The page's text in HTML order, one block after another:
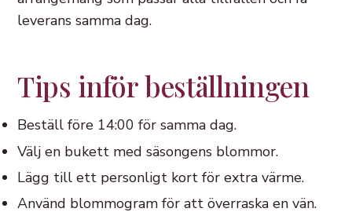
leverans samma dag.
Tips inför beställningen
Beställ före 14:00 för samma dag.
Välj en bukett med säsongens blommor.
Lägg till ett personligt kort för extra värme.
Använd blommogram för att överraska en vän.